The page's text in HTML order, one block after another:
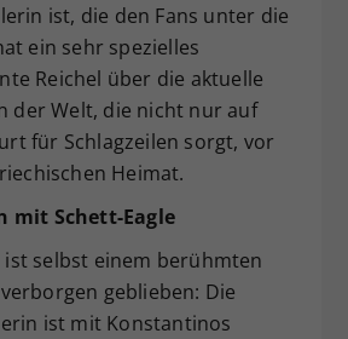
ist, die den Fans unter die
ein sehr spezielles
Reichel über die aktuelle
der Welt, die nicht nur auf
für Schlagzeilen sorgt, vor
Heimat.
mit Schett-Eagle
ist selbst einem berühmten
geblieben: Die
ist mit Konstantinos